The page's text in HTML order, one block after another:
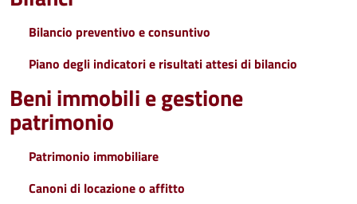
Bilancio preventivo e consuntivo
Piano degli indicatori e risultati attesi di bilancio
Beni immobili e gestione
patrimonio
Patrimonio immobiliare
Canoni di locazione o affitto